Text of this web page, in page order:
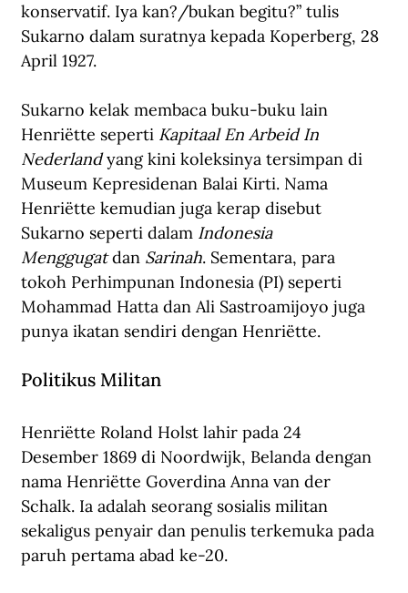
konservatif. Iya kan?/bukan begitu?” tulis
Sukarno dalam suratnya kepada Koperberg, 28
April 1927.
Sukarno kelak membaca buku-buku lain
Henriëtte seperti Kapitaal En Arbeid In
Nederland yang kini koleksinya tersimpan di
Museum Kepresidenan Balai Kirti. Nama
Henriëtte kemudian juga kerap disebut
Sukarno seperti dalam Indonesia
Menggugat dan Sarinah. Sementara, para
tokoh Perhimpunan Indonesia (PI) seperti
Mohammad Hatta dan Ali Sastroamijoyo juga
punya ikatan sendiri dengan Henriëtte.
Politikus Militan
Henriëtte Roland Holst lahir pada 24
Desember 1869 di Noordwijk, Belanda dengan
nama Henriëtte Goverdina Anna van der
Schalk. Ia adalah seorang sosialis militan
sekaligus penyair dan penulis terkemuka pada
paruh pertama abad ke-20.